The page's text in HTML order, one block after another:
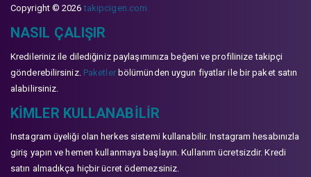
Copyright © 2026takipcigen.com
NASIL ÇALIŞIR
Kredileriniz ile dilediğiniz paylaşımınıza beğeni ve profilinize takipçi
gönderebilirsiniz. Paketlerbölümünden uygun fiyatlar ile bir paket satın
alabilirsiniz.
KIMLER KULLANABILIR
Instagram üyeliği olan herkes sistemi kullanabilir. Instagram hesabınızla
giriş yapın ve hemen kullanmaya başlayın. Kullanım ücretsizdir. Kredi
satın almadıkça hiçbir ücret ödemezsiniz.